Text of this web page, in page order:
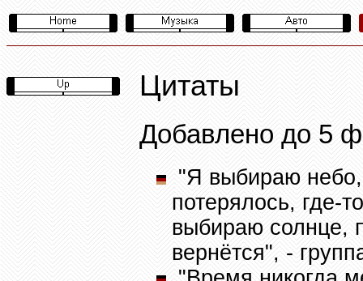
Цитаты
Добавлено до 5
"Я выбираю
потерялось, где-
выбираю солнце,
вернётся", -